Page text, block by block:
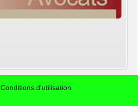
Conditions d'utilisation